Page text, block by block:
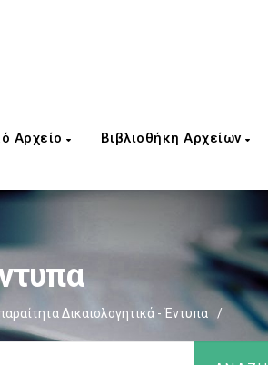
Αρχείο Βιβλιοθήκη Αρχείων
Δικαιολογητικά - Έντυπα /